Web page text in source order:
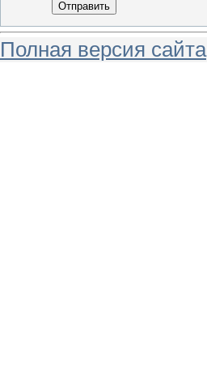
Отправить
Полная версия сайта